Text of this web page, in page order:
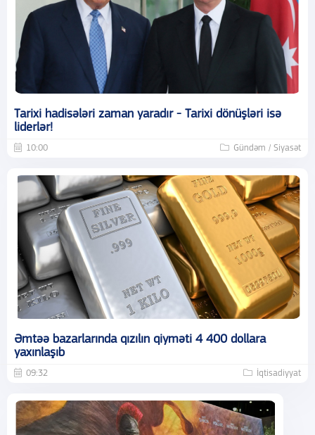
Tarixi hadisələri zaman yaradır - Tarixi dönüşləri isə
liderlər!
10:00 Gündəm / Siyasət
Əmtəə bazarlarında qızılın qiyməti 4 400 dollara
yaxınlaşıb
09:32 İqtisadiyyat